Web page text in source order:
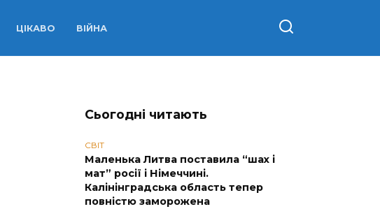
ЦІКАВО ВІЙНА
Сьогодні читають
СВІТ
Маленька Литва поставила “шах і
мат” росії і Німеччині.
Калінінградська область тепер
повністю заморожена